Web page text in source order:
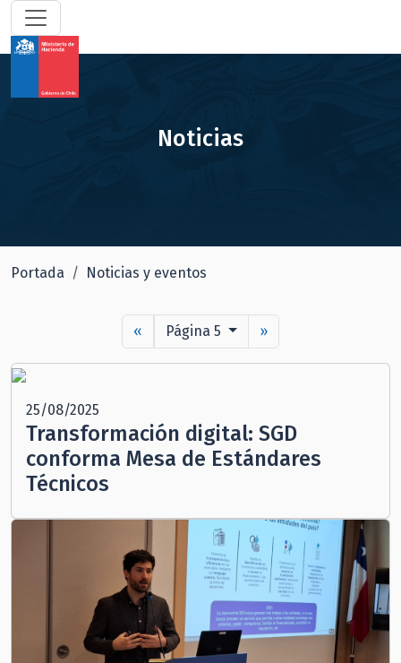
Noticias
Portada Noticias y eventos
« Página 5 »
25/08/2025
Transformación digital: SGD
conforma Mesa de Estándares
Técnicos